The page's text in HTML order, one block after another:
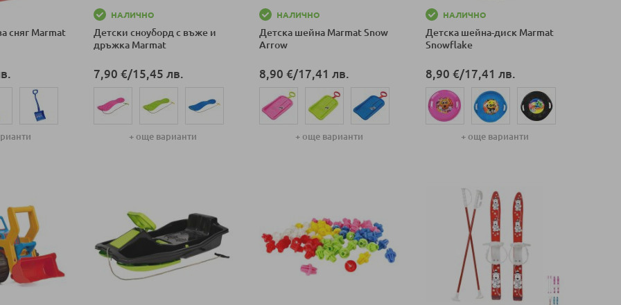
сняг Marmat
НАЛИЧНО
Детски сноуборд с въже и
дръжка Marmat
7,90 €/15,45 лв.
+ още варианти
НАЛИЧНО
Детска шейна Marmat Snow
Arrow
8,90 €/17,41 лв.
+ още варианти
НАЛИЧНО
Детска шейна-диск Marmat
Snowflake
8,90 €/17,41 лв.
+ още варианти